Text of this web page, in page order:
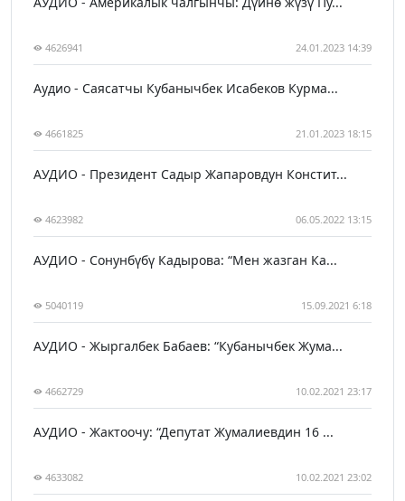
4626941 24.01.2023 14:39
Аудио - Саясатчы Кубанычбек Исабеков Курма...
4661825 21.01.2023 18:15
АУДИО - Президент Садыр Жапаровдун Констит...
4623982 06.05.2022 13:15
АУДИО - Сонунбүбү Кадырова: “Мен жазган Ка...
5040119 15.09.2021 6:18
АУДИО - Жыргалбек Бабаев: “Кубанычбек Жума...
4662729 10.02.2021 23:17
АУДИО - Жактоочу: “Депутат Жумалиевдин 16 ...
4633082 10.02.2021 23:02